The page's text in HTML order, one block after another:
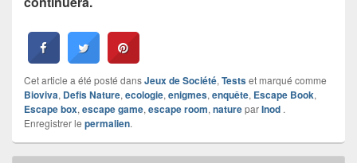
Cet article a été posté dansJeux de Société, Testset marqué comme
Bioviva, Defis Nature, ecologie, enigmes, enquête, Escape Book,
Escape box, escape game, escape room, natureparInod .
Enregistrer le permalien.